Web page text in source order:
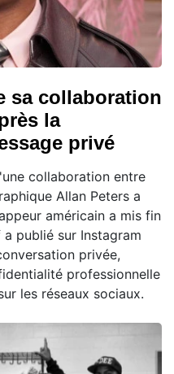
sa collaboration
la
privé
collaboration entre
Allan Peters a
américain a mis fin
publié sur Instagram
privée,
professionnelle
les réseaux sociaux.